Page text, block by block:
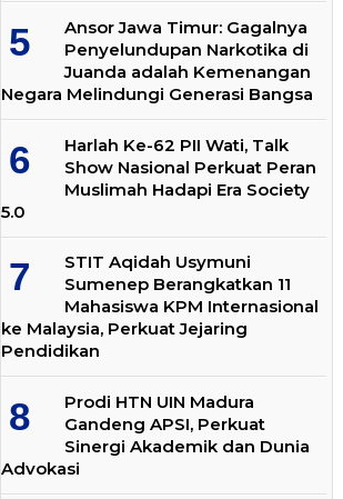
Ansor Jawa Timur: Gagalnya
Penyelundupan Narkotika di
Juanda adalah Kemenangan
Negara Melindungi Generasi Bangsa
Harlah Ke-62 PII Wati, Talk
Show Nasional Perkuat Peran
Muslimah Hadapi Era Society
5.0
STIT Aqidah Usymuni
Sumenep Berangkatkan 11
Mahasiswa KPM Internasional
ke Malaysia, Perkuat Jejaring
Pendidikan
Prodi HTN UIN Madura
Gandeng APSI, Perkuat
Sinergi Akademik dan Dunia
Advokasi